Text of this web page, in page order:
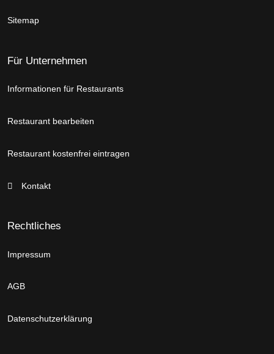
Sitemap
Für Unternehmen
Informationen für Restaurants
Restaurant bearbeiten
Restaurant kostenfrei eintragen
Kontakt
Rechtliches
Impressum
AGB
Datenschutzerklärung